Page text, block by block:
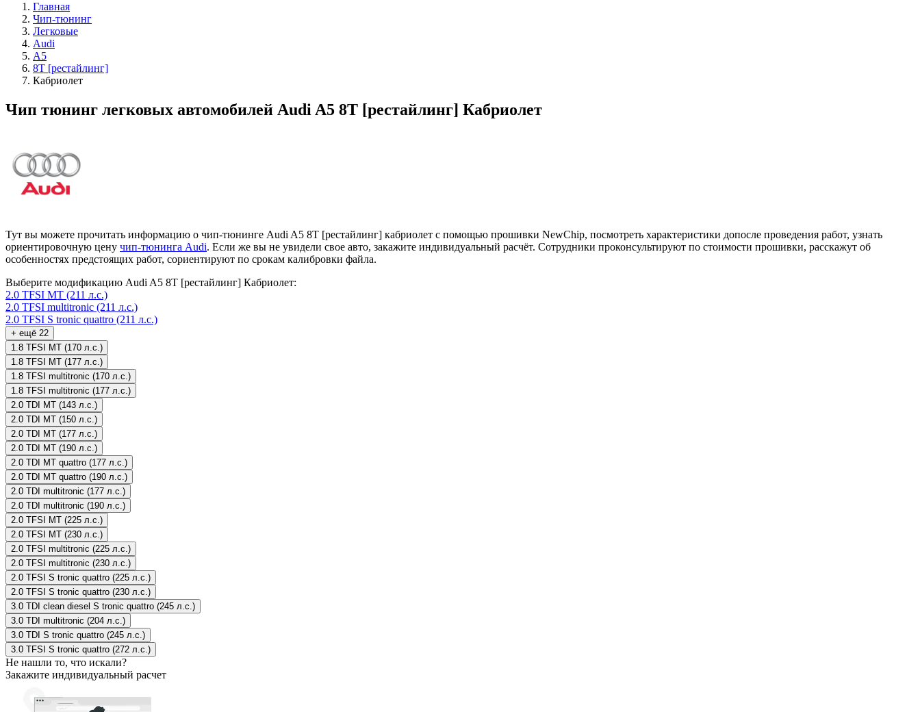
Главная
Чип-тюнинг
Легковые
Audi
A5
8T [рестайлинг]
Кабриолет
Чип тюнинг легковых автомобилей Audi A5 8T [рестайлинг] Кабриолет
Тут вы можете прочитать информацию о чип-тюнинге Audi A5 8T [рестайлинг] кабриолет с помощью прошивки NewChip, посмотреть характеристики допосле проведения работ, узнать
ориентировочную цену чип-тюнинга Audi. Если же вы не увидели свое авто, закажите индивидуальный расчёт. Сотрудники проконсультируют по стоимости прошивки, расскажут об
особенностях предстоящих работ, сориентируют по срокам калибровки файла.
Выберите модификацию Audi A5 8T [рестайлинг] Кабриолет:
2.0 TFSI MT (211 л.с.)
2.0 TFSI multitronic (211 л.с.)
2.0 TFSI S tronic quattro (211 л.с.)
+ ещё 22
1.8 TFSI MT (170 л.с.)
1.8 TFSI MT (177 л.с.)
1.8 TFSI multitronic (170 л.с.)
1.8 TFSI multitronic (177 л.с.)
2.0 TDI MT (143 л.с.)
2.0 TDI MT (150 л.с.)
2.0 TDI MT (177 л.с.)
2.0 TDI MT (190 л.с.)
2.0 TDI MT quattro (177 л.с.)
2.0 TDI MT quattro (190 л.с.)
2.0 TDI multitronic (177 л.с.)
2.0 TDI multitronic (190 л.с.)
2.0 TFSI MT (225 л.с.)
2.0 TFSI MT (230 л.с.)
2.0 TFSI multitronic (225 л.с.)
2.0 TFSI multitronic (230 л.с.)
2.0 TFSI S tronic quattro (225 л.с.)
2.0 TFSI S tronic quattro (230 л.с.)
3.0 TDI clean diesel S tronic quattro (245 л.с.)
3.0 TDI multitronic (204 л.с.)
3.0 TDI S tronic quattro (245 л.с.)
3.0 TFSI S tronic quattro (272 л.с.)
Не нашли то, что искали?
Закажите индивидуальный расчет